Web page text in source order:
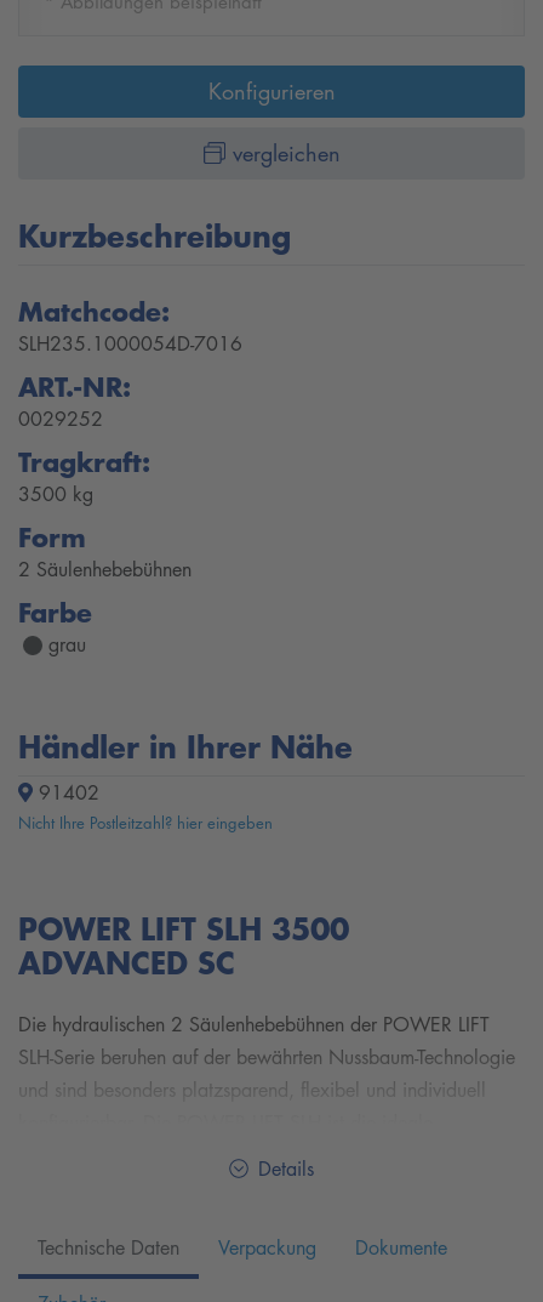
Konfigurieren
vergleichen
Kurzbeschreibung
Matchcode:
SLH235.1000054D-7016
ART.-NR:
0029252
Tragkraft:
3500 kg
Form
2 Säulenhebebühnen
Farbe
grau
Händler in Ihrer Nähe
91402
Nicht Ihre Postleitzahl? hier eingeben
POWER LIFT SLH 3500
ADVANCED SC
Die hydraulischen 2 Säulenhebebühnen der POWER LIFT
SLH-Serie beruhen auf der bewährten Nussbaum-Technologie
und sind besonders platzsparend, flexibel und individuell
Hebebühne für den täglichen Einsatz in einer beständig
Synchronisations-Seilzügen bieten die 2-Säulenhebebühnen
der POWER LIFT SLH-Serie die perfekte Kombination aus
Details
Technische Daten Verpackung Dokumente